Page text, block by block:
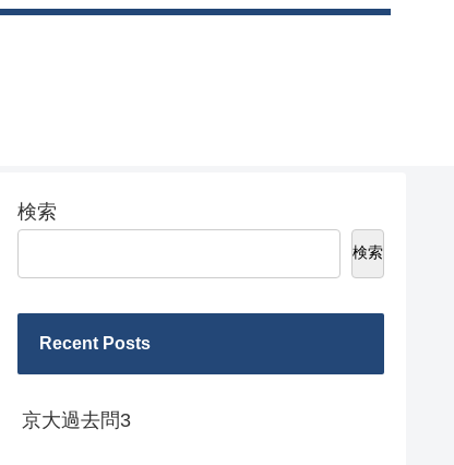
検索
検索
Recent Posts
京大過去問3